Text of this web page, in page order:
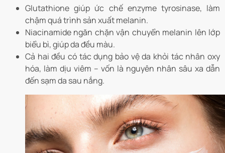
Glutathione giúp ức chế enzyme tyrosinase, làm
chậm quá trình sản xuất melanin.
Niacinamide ngăn chặn vận chuyển melanin lên lớp
biểu bì, giúp da đều màu.
Cả hai đều có tác dụng bảo vệ da khỏi tác nhân oxy
hóa, làm dịu viêm – vốn là nguyên nhân sâu xa dẫn
đến sạm da sau nắng.